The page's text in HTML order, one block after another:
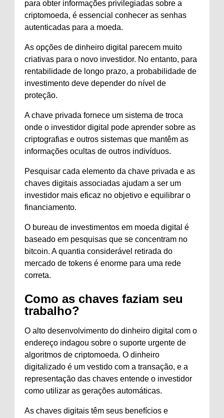
para obter informações privilegiadas sobre a
criptomoeda, é essencial conhecer as senhas
autenticadas para a moeda.
As opções de dinheiro digital parecem muito
criativas para o novo investidor. No entanto, para
rentabilidade de longo prazo, a probabilidade de
investimento deve depender do nível de
proteção.
A chave privada fornece um sistema de troca
onde o investidor digital pode aprender sobre as
criptografias e outros sistemas que mantêm as
informações ocultas de outros indivíduos.
Pesquisar cada elemento da chave privada e as
chaves digitais associadas ajudam a ser um
investidor mais eficaz no objetivo e equilibrar o
financiamento.
O bureau de investimentos em moeda digital é
baseado em pesquisas que se concentram no
bitcoin. A quantia considerável retirada do
mercado de tokens é enorme para uma rede
correta.
Como as chaves faziam seu
trabalho?
O alto desenvolvimento do dinheiro digital com o
endereço indagou sobre o suporte urgente de
algoritmos de criptomoeda. O dinheiro
digitalizado é um vestido com a transação, e a
representação das chaves entende o investidor
como utilizar as gerações automáticas.
As chaves digitais têm seus benefícios e